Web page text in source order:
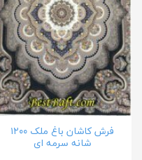
فرش کاشان باغ ملک ۱۲۰۰
شانه سرمه ای